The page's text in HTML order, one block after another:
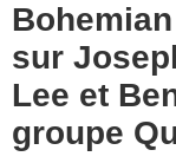
sur
Lee et
groupe